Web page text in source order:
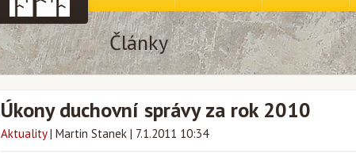
Články
Úkony duchovní správy za rok 2010
Aktuality | Martin Stanek | 7.1.2011 10:34